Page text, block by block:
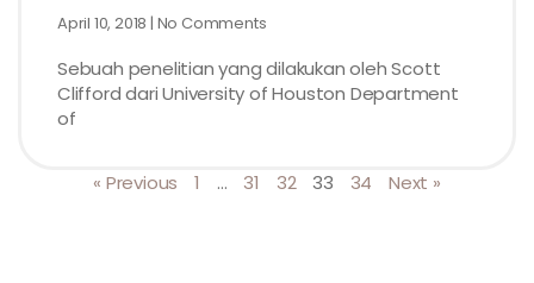
April 10, 2018 No Comments
Sebuah penelitian yang dilakukan oleh Scott
Clifford dari University of Houston Department
of
« Previous 1 … 31 32 33 34 Next »